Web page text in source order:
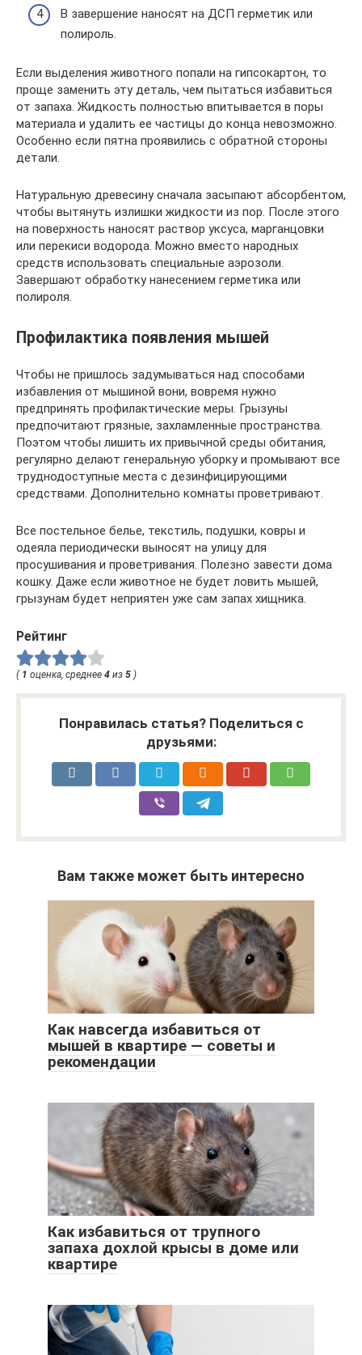
В завершение наносят на ДСП герметик или
полироль.
Если выделения животного попали на гипсокартон, то
проще заменить эту деталь, чем пытаться избавиться
от запаха. Жидкость полностью впитывается в поры
материала и удалить ее частицы до конца невозможно.
Особенно если пятна проявились с обратной стороны
детали.
Натуральную древесину сначала засыпают абсорбентом,
чтобы вытянуть излишки жидкости из пор. После этого
на поверхность наносят раствор уксуса, марганцовки
или перекиси водорода. Можно вместо народных
средств использовать специальные аэрозоли.
Завершают обработку нанесением герметика или
полироля.
Профилактика появления мышей
Чтобы не пришлось задумываться над способами
избавления от мышиной вони, вовремя нужно
предпринять профилактические меры. Грызуны
предпочитают грязные, захламленные пространства.
Поэтом чтобы лишить их привычной среды обитания,
регулярно делают генеральную уборку и промывают все
труднодоступные места с дезинфицирующими
средствами. Дополнительно комнаты проветривают.
Все постельное белье, текстиль, подушки, ковры и
одеяла периодически выносят на улицу для
просушивания и проветривания. Полезно завести дома
кошку. Даже если животное не будет ловить мышей,
грызунам будет неприятен уже сам запах хищника.
Рейтинг
( 1 оценка, среднее 4 из 5 )
Понравилась статья? Поделиться с
друзьями:
Вам также может быть интересно
Как навсегда избавиться от
мышей в квартире — советы и
рекомендации
Как избавиться от трупного
запаха дохлой крысы в доме или
квартире